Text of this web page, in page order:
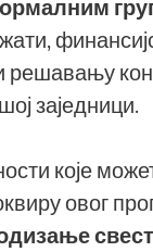
решавању
заједници.
које
овог